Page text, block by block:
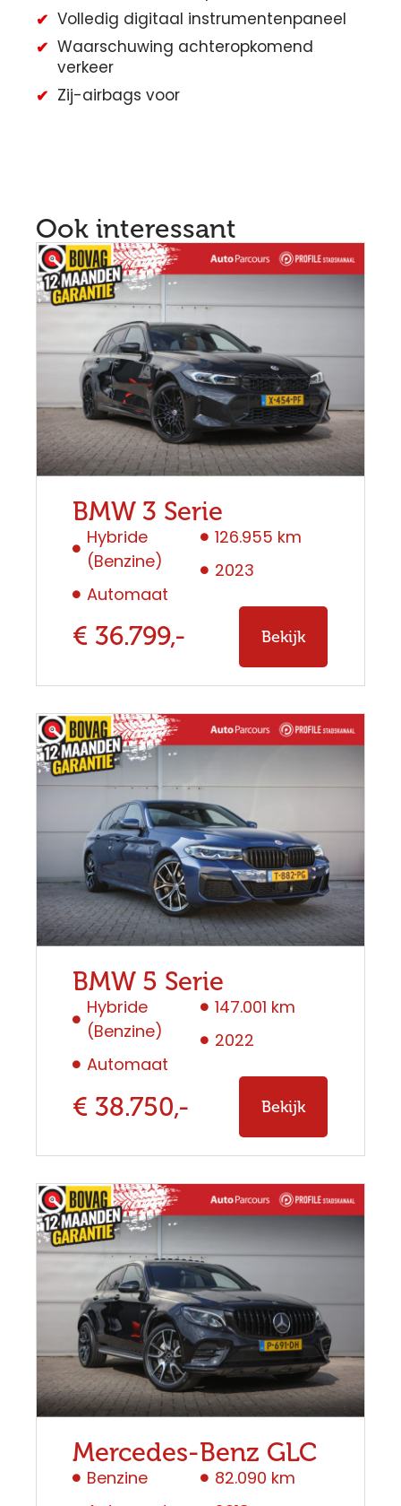
Volledig digitaal instrumentenpaneel
Waarschuwing achteropkomend
verkeer
Zij-airbags voor
Ook interessant
BMW 3 Serie
Hybride
(Benzine)
Automaat
126.955 km
2023
€ 36.799,- Bekijk
BMW 5 Serie
Hybride
(Benzine)
Automaat
147.001 km
2022
€ 38.750,- Bekijk
Mercedes-Benz GLC
Benzine
82.090 km